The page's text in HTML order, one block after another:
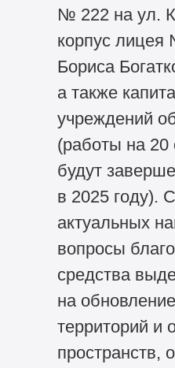
№ 222 на ул.
корпус лицея
Бориса
а также
учреждений
(работы на 20
будут
в 2025 году).
актуальных
вопросы
средства
на
территорий и
пространств,